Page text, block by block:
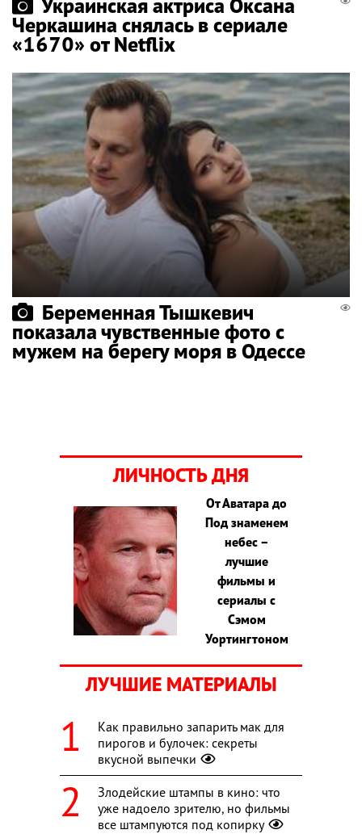
Черкашина снялась в сериале
«1670» от Netflix
Беременная Тышкевич
показала чувственные фото с
мужем на берегу моря в Одессе
ЛИЧНОСТЬ ДНЯ
От Аватара до
Под знаменем
небес –
лучшие
фильмы и
сериалы с
Сэмом
Уортингтоном
ЛУЧШИЕ МАТЕРИАЛЫ
Как правильно запарить мак для
пирогов и булочек: секреты
вкусной выпечки
Злодейские штампы в кино: что
уже надоело зрителю, но фильмы
все штампуются под копирку